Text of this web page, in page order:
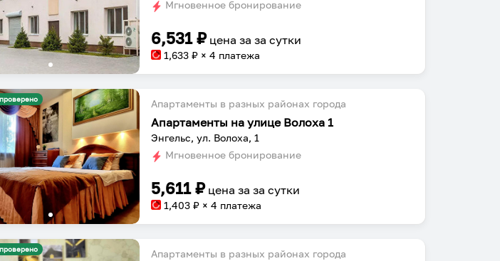
Мгновенное бронирование
6,531₽ цена заза сутки
1,633 ₽ × 4 платежа
Апартаменты в разных районах города
Апартаменты на улице Волоха 1
Энгельс, ул. Волоха, 1
Мгновенное бронирование
5,611₽ цена заза сутки
1,403 ₽ × 4 платежа
Апартаменты в разных районах города